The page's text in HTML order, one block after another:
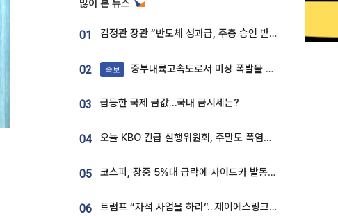
많이 본 뉴스
01 김정관 장관 “반도체 성과급, 주총 승인 받도록”…상법·자본시장법 개정 시사
02 속보 중부내륙고속도로서 미상 폭발물 발견
03 급등한 국제 금값…국내 금시세는?
04 오늘 KBO 긴급 실행위원회, 주말도 폭염취소 될까
05 코스피, 장중 5%대 급락에 사이드카 발동…삼성·SK 동반 폭락
06 트럼프 “자석 사업을 하라”…제이에스링크, 비중국 영구자석 공급망 구축 속도